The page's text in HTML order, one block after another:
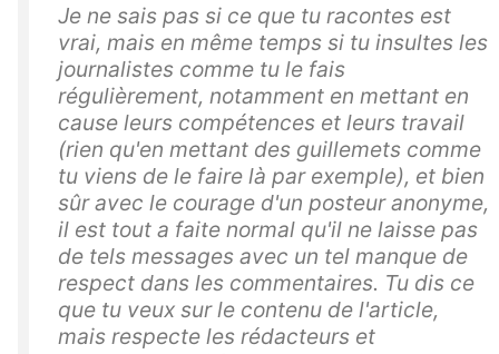
Je ne sais pas si ce que tu racontes est
vrai, mais en même temps si tu insultes les
journalistes comme tu le fais
régulièrement, notamment en mettant en
cause leurs compétences et leurs travail
(rien qu'en mettant des guillemets comme
tu viens de le faire là par exemple), et bien
sûr avec le courage d'un posteur anonyme,
il est tout a faite normal qu'il ne laisse pas
de tels messages avec un tel manque de
respect dans les commentaires. Tu dis ce
que tu veux sur le contenu de l'article,
mais respecte les rédacteurs et